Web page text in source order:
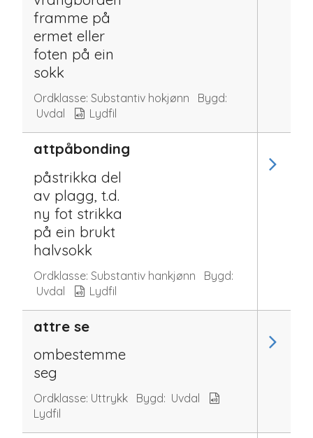
framme på
ermet eller
foten på ein
sokk
Ordklasse: Substantiv hokjønn
Bygd:
Uvdal
Lydfil
attpåbonding
påstrikka del
av plagg, t.d.
ny fot strikka
på ein brukt
halvsokk
Ordklasse: Substantiv hankjønn
Bygd:
Uvdal
Lydfil
attre se
ombestemme
seg
Ordklasse: Uttrykk Bygd: Uvdal
Lydfil